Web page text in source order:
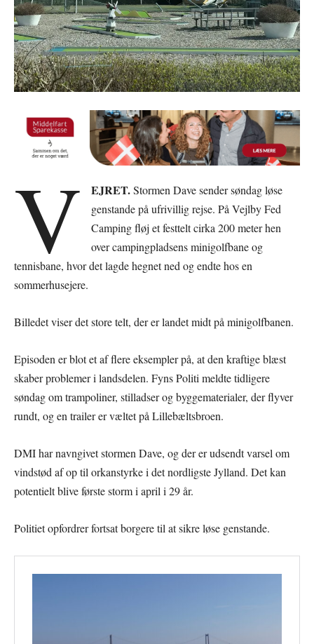
V EJRET.Stormen Dave sender søndag løse
genstande på ufrivillig rejse. På Vejlby Fed
Camping fløj et festtelt cirka 200 meter hen
over campingpladsens minigolfbane og
tennisbane, hvor det lagde hegnet ned og endte hos en
sommerhusejere.
Billedet viser det store telt, der er landet midt på minigolfbanen.
Episoden er blot et af flere eksempler på, at den kraftige blæst
skaber problemer i landsdelen. Fyns Politi meldte tidligere
søndag om trampoliner, stilladser og byggematerialer, der flyver
rundt, og en trailer er væltet på Lillebæltsbroen.
DMI har navngivet stormen Dave, og der er udsendt varsel om
vindstød af op til orkanstyrke i det nordligste Jylland. Det kan
potentielt blive første storm i april i 29 år.
Politiet opfordrer fortsat borgere til at sikre løse genstande.